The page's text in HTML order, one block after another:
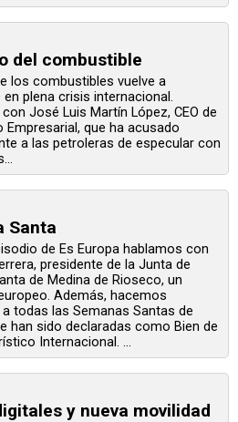
del combustible
los combustibles vuelve a
plena crisis internacional.
José Luis Martín López, CEO de
Empresarial, que ha acusado
a las petroleras de especular con
Santa
de Es Europa hablamos con
presidente de la Junta de
de Medina de Rioseco, un
Además, hacemos
todas las Semanas Santas de
han sido declaradas como Bien de
Internacional. ...
y nueva movilidad